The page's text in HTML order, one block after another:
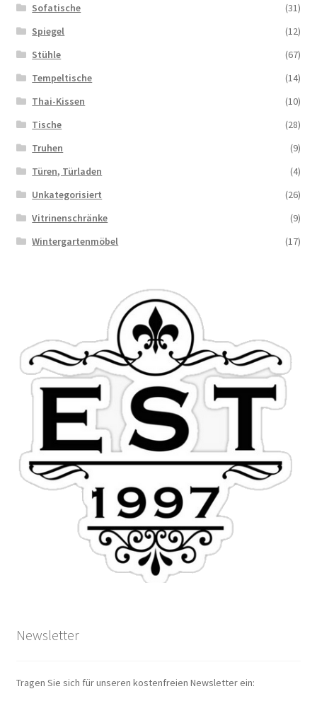
Sofatische
(31)
Spiegel
(12)
Stühle
(67)
Tempeltische
(14)
Thai-Kissen
(10)
Tische
(28)
Truhen
(9)
Türen, Türladen
(4)
Unkategorisiert
(26)
Vitrinenschränke
(9)
Wintergartenmöbel
(17)
Newsletter
Tragen Sie sich für unseren kostenfreien Newsletter ein: